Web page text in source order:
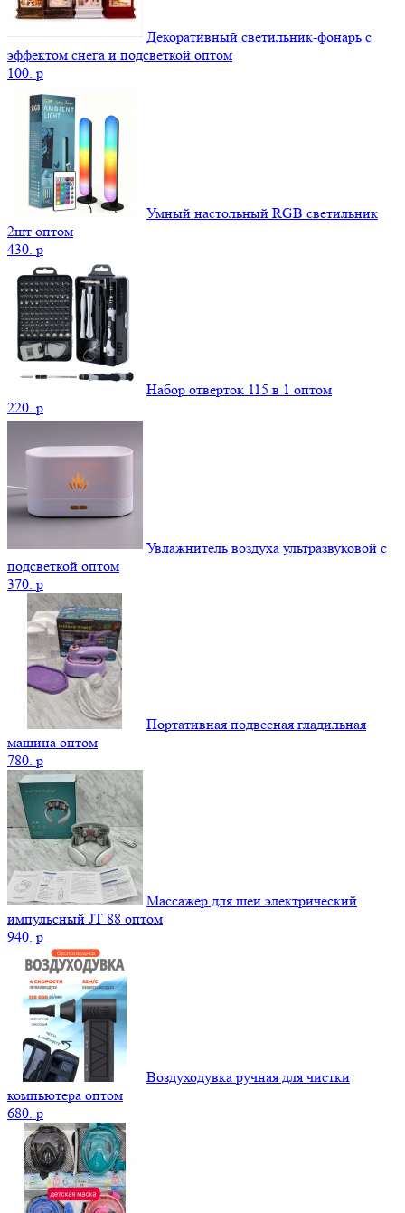
Декоративный светильник-фонарь с
эффектом снега и подсветкой оптом
100. p
Умный настольный RGB светильник
2шт оптом
430. p
Набор отверток 115 в 1 оптом
220. p
Увлажнитель воздуха ультразвуковой с
подсветкой оптом
370. p
Портативная подвесная гладильная
машина оптом
780. p
Массажер для шеи электрический
импульсный JT 88 оптом
940. p
Воздуходувка ручная для чистки
компьютера оптом
680. p